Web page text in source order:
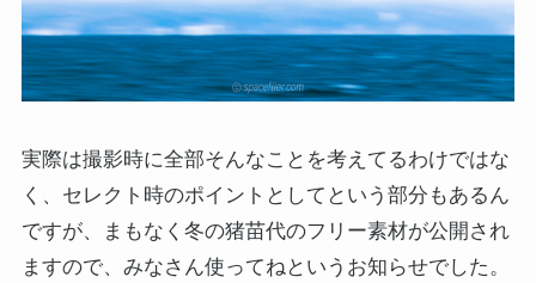
実際は撮影時に全部そんなことを考えてるわけではな
く、セレクト時のポイントとしてという部分もあるん
ですが、まもなく冬の猪苗代のフリー素材が公開され
ますので、みなさん使ってねというお知らせでした。